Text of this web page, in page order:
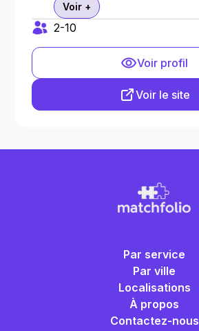
Voir +
2-10
Voir profil
Voir le site
Par service
Par ville
Localisations
À propos
Contactez-nous